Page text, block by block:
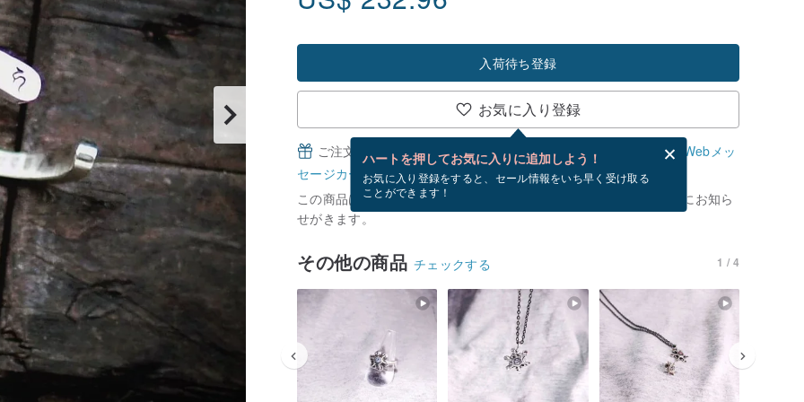
入荷待ち登録
お気に入り登録
ハートを押してお気に入りに追加しよう！
お気に入り登録をすると、セール情報をいち早く受け取る
ことができます！
ご注文完了後、無料でWebメッセージカードを作成できます。
Webメッ
セージカードとは？
この商品は現在在庫がありません。 [ 入荷待ち ] を押すと、優先的にお知ら
せがきます。
その他の商品 チェックする 1 / 4